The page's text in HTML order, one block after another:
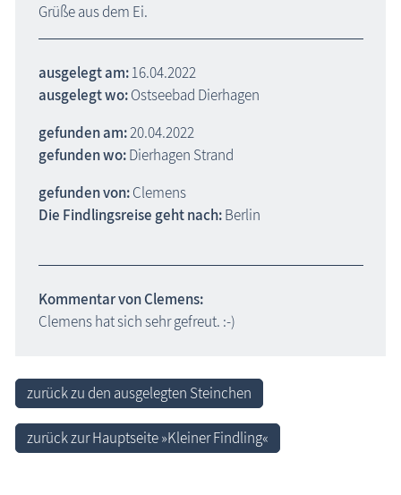
Grüße aus dem Ei.
ausgelegt am:16.04.2022
ausgelegt wo:Ostseebad Dierhagen
gefunden am:20.04.2022
gefunden wo:Dierhagen Strand
gefunden von:Clemens
Die Findlingsreise geht nach:Berlin
Kommentar von Clemens:
Clemens hat sich sehr gefreut. :-)
zurück zu den ausgelegten Steinchen
zurück zur Hauptseite »Kleiner Findling«